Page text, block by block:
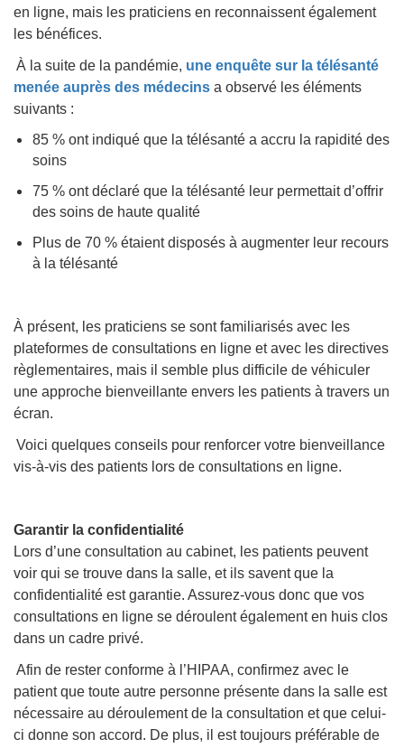
en ligne, mais les praticiens en reconnaissent également
les bénéfices.
À la suite de la pandémie, une enquête sur la télésanté
menée auprès des médecins a observé les éléments
suivants :
85 % ont indiqué que la télésanté a accru la rapidité des
soins
75 % ont déclaré que la télésanté leur permettait d’offrir
des soins de haute qualité
Plus de 70 % étaient disposés à augmenter leur recours
à la télésanté
À présent, les praticiens se sont familiarisés avec les
plateformes de consultations en ligne et avec les directives
règlementaires, mais il semble plus difficile de véhiculer
une approche bienveillante envers les patients à travers un
écran.
Voici quelques conseils pour renforcer votre bienveillance
vis-à-vis des patients lors de consultations en ligne.
Garantir la confidentialité
Lors d’une consultation au cabinet, les patients peuvent
voir qui se trouve dans la salle, et ils savent que la
confidentialité est garantie. Assurez-vous donc que vos
consultations en ligne se déroulent également en huis clos
dans un cadre privé.
Afin de rester conforme à l’HIPAA, confirmez avec le
patient que toute autre personne présente dans la salle est
nécessaire au déroulement de la consultation et que celui-
ci donne son accord. De plus, il est toujours préférable de